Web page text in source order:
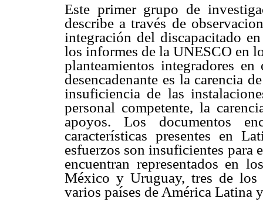
Este primer grupo de
describe a través de
integración del discapacitado
los informes de la UNESCO en
planteamientos integradores
desencadenante es la carencia
insuficiencia de las
personal competente, la
apoyos. Los documentos
características presentes en
esfuerzos son insuficientes para
encuentran representados en
México y Uruguay, tres de los
varios países de América Latina